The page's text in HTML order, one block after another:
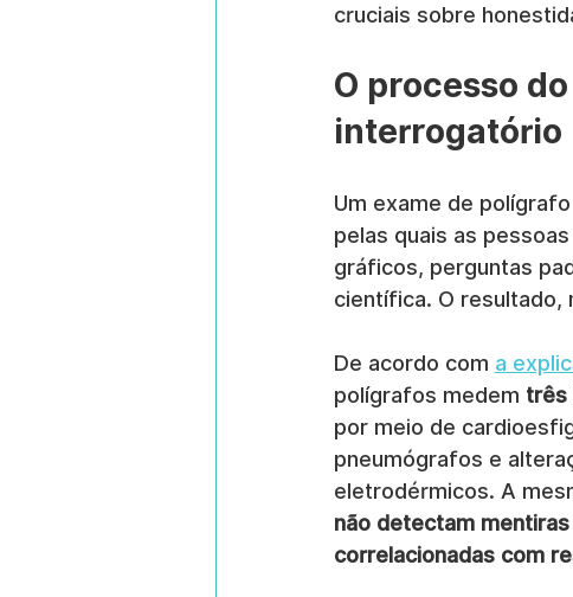
cruciais sobre
O processo
interrogatório
Um exame de
pelas quais as
gráficos, perguntas
científica. O resultado,
De acordo com a
polígrafos medem três
por meio de
pneumógrafos e
eletrodérmicos. A
não detectam
correlacionadas com